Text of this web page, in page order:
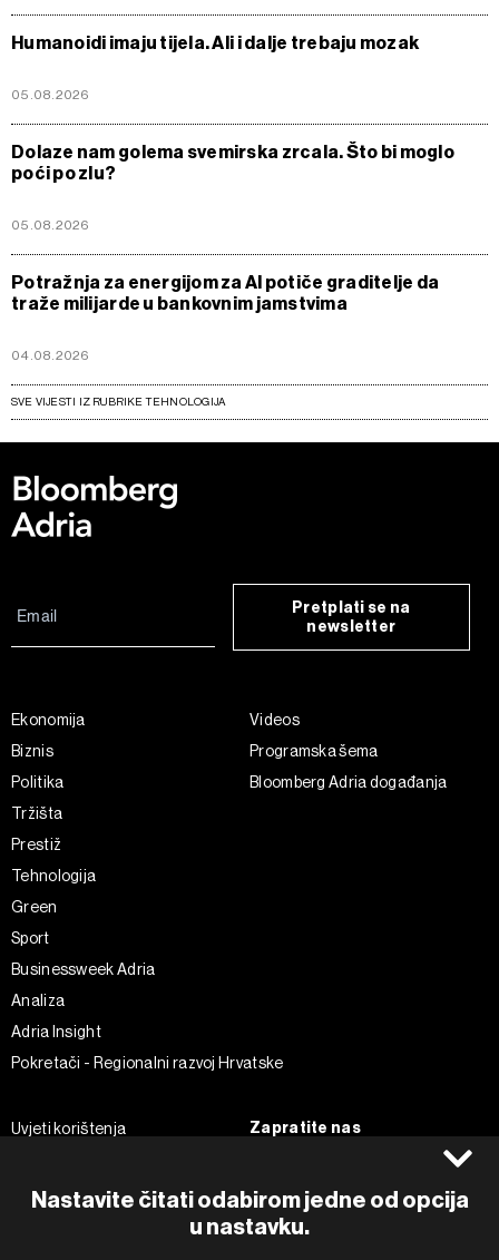
Humanoidi imaju tijela. Ali i dalje trebaju mozak
05.08.2026
Dolaze nam golema svemirska zrcala. Što bi moglo
poći po zlu?
05.08.2026
Potražnja za energijom za AI potiče graditelje da
traže milijarde u bankovnim jamstvima
04.08.2026
SVE VIJESTI IZ RUBRIKE TEHNOLOGIJA
Nastavite čitati odabirom jedne od opcija
u nastavku.
Pretplati se na
newsletter
Ekonomija
Biznis
Politika
Tržišta
Prestiž
Tehnologija
Green
Sport
Businessweek Adria
Analiza
Adria Insight
Pokretači - Regionalni razvoj Hrvatske
Videos
Programska šema
Bloomberg Adria događanja
Uvjeti korištenja
Politika kolačića
Zapratite nas
Instagram
Twitter